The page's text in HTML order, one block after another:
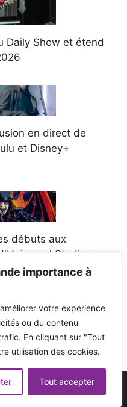
importance à
votre expérience
ou du contenu
En cliquant sur "Tout
utilisation des cookies.
Tout accepter
Daily Show et étend
en direct de
et Disney+
débuts aux
Studios
de l'Ohio après la